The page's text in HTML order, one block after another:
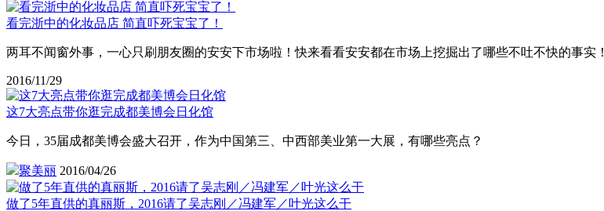
看完浙中的化妆品店 简直吓死宝宝了！
两耳不闻窗外事，一心只刷朋友圈的安安下市场啦！快来看看安安都在市场上挖掘出了哪些不吐不快的事实！
2016/11/29
这7大亮点带你逛完成都美博会日化馆
今日，35届成都美博会盛大召开，作为中国第三、中西部美业第一大展，有哪些亮点？
聚美丽 2016/04/26
做了5年直供的真丽斯，2016请了吴志刚／冯建军／叶光这么干